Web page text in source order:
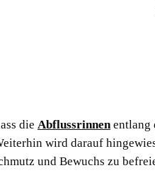
die Abflussrinnenentlang
wird darauf
und Bewuchs zu